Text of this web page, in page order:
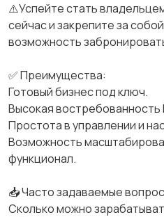
⚠️Успейте стать
сейчас и закрепите за
возможность
✅ Преимущества:
Готовый бизнес под ключ.
Высокая
Простота в управлении и
Возможность
функционал.
📥 Часто задаваемые
Сколько можно